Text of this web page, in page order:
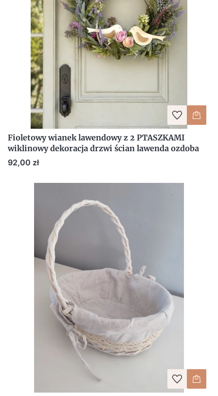
Fioletowy wianek lawendowy z 2 PTASZKAMI
wiklinowy dekoracja drzwi ścian lawenda ozdoba
Cena
92,00 zł